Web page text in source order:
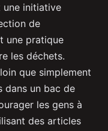
une initiative
de
une pratique
les déchets.
que simplement
dans un bac de
les gens à
des articles